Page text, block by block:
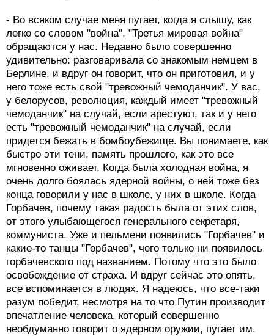
- Во всяком случае меня пугает, когда я слышу, как
легко со словом "война", "Третья мировая война"
обращаются у нас. Недавно было совершенно
удивительно: разговаривала со знакомым немцем в
Берлине, и вдруг он говорит, что он приготовил, и у
него тоже есть свой "тревожный чемоданчик". У вас,
у белорусов, революция, каждый имеет "тревожный
чемоданчик" на случай, если арестуют, так и у него
есть "тревожный чемоданчик" на случай, если
придется бежать в бомбоубежище. Вы понимаете, как
быстро эти тени, память прошлого, как это все
мгновенно оживает. Когда была холодная война, я
очень долго боялась ядерной войны, о ней тоже без
конца говорили у нас в школе, у них в школе. Когда
Горбачев, почему такая радость была от этих слов,
от этого улыбающегося генерального секретаря,
коммуниста. Уже и пельмени появились "Горбачев" и
какие-то танцы "Горбачев", чего только ни появилось
горбачевского под названием. Потому что это было
освобождение от страха. И вдруг сейчас это опять,
все вспоминается в людях. Я надеюсь, что все-таки
разум победит, несмотря на то что Путин производит
впечатление человека, который совершенно
необдуманно говорит о ядерном оружии, пугает им.